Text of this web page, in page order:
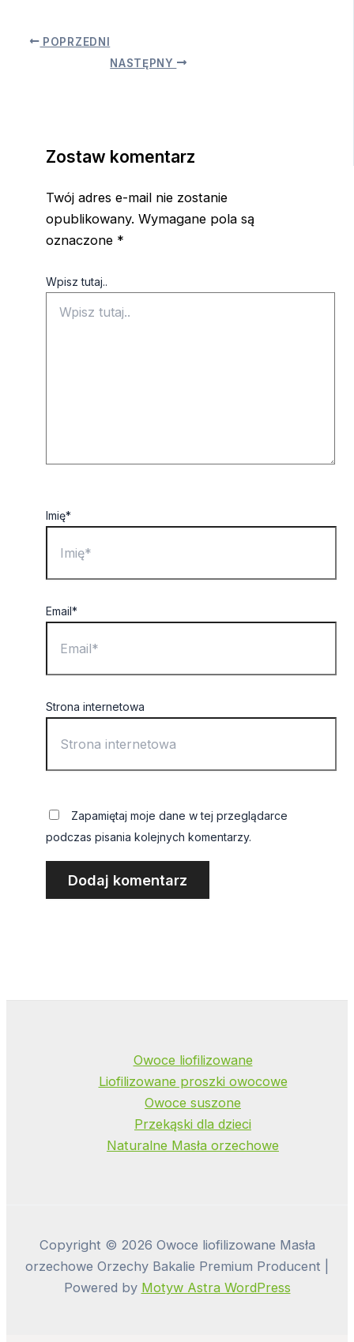
POPRZEDNI
NASTĘPNY
Zostaw komentarz
Twój adres e-mail nie zostanie
opublikowany. Wymagane pola są
oznaczone *
Wpisz tutaj..
Imię*
Email*
Strona internetowa
Zapamiętaj moje dane w tej przeglądarce
podczas pisania kolejnych komentarzy.
Owoce liofilizowane
Liofilizowane proszki owocowe
Owoce suszone
Przekąski dla dzieci
Naturalne Masła orzechowe
Copyright © 2026 Owoce liofilizowane Masła
orzechowe Orzechy Bakalie Premium Producent |
Powered by Motyw Astra WordPress